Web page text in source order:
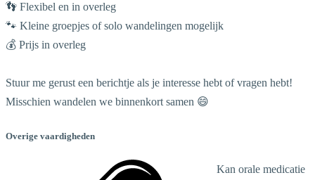
👣 Flexibel en in overleg
🐾 Kleine groepjes of solo wandelingen mogelijk
💰 Prijs in overleg
Stuur me gerust een berichtje als je interesse hebt of vragen hebt!
Misschien wandelen we binnenkort samen 😄
Overige vaardigheden
Kan orale medicatie